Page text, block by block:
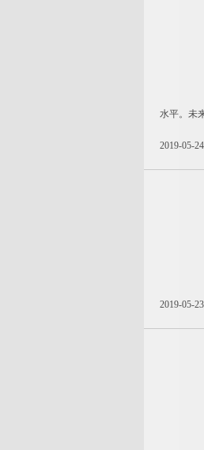
水平。未
2019-05-
2019-05-